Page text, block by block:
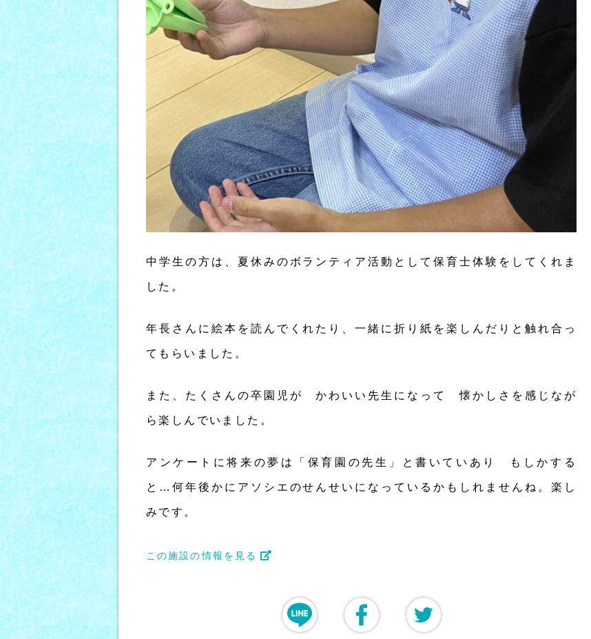
中学生の方は、夏休みのボランティア活動として保育士体験をしてくれま
した。
年長さんに絵本を読んでくれたり、一緒に折り紙を楽しんだりと触れ合っ
てもらいました。
また、たくさんの卒園児が かわいい先生になって 懐かしさを感じなが
ら楽しんでいました。
アンケートに将来の夢は「保育園の先生」と書いていあり もしかする
と…何年後かにアソシエのせんせいになっているかもしれませんね。楽し
みです。
この施設の情報を見る